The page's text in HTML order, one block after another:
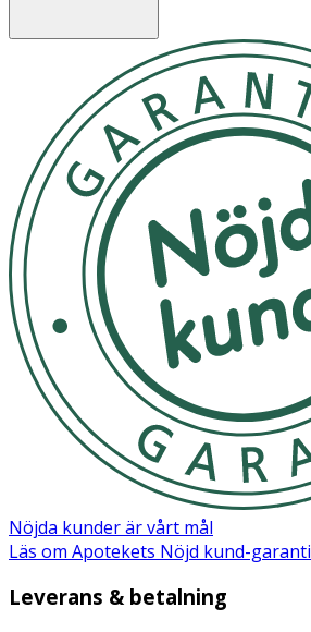
Inga förvaringsinstruktioner
OK för gravida och ammande:
Nöjda kunder är vårt mål
Läs om Apotekets Nöjd kund-garanti
Leverans & betalning